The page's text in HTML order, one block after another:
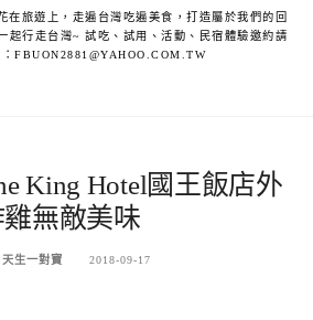
在旅遊上，走遍台灣吃遍美食，打造屬於我們的回
起行走台灣~ 試吃、試用、活動、民宿體驗邀約請
：FBUON2881@YAHOO.COM.TW
King Hotel國王飯店外
無敵美味
天生一對寶 2018-09-17